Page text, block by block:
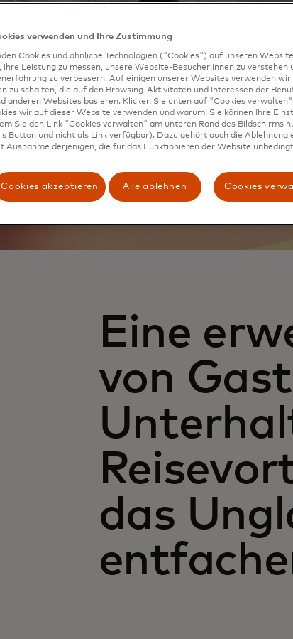
Zugang zu
Eine
von
das
verwenden und Ihre Zustimmung
Cookies und ähnliche Technologien ("Cookies") auf unseren
ihre Leistung zu messen, unsere Website-Besucher:innen zu verstehen
zu verbessern. Auf einigen unserer Websites verwenden wir
zu schalten, die auf den Browsing-Aktivitäten und Interessen der
anderen Websites basieren. Klicken Sie unten auf "Cookies
wir auf dieser Website verwenden und warum. Sie können Ihre
Sie den Link "Cookies verwalten" am unteren Rand des Bildschirms
Button und nicht als Link verfügbar). Dazu gehört auch die Ablehnung
Ausnahme derjenigen, die für das Funktionieren der Website
Cookies akzeptieren Alle ablehnen Cookies